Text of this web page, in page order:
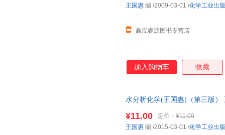
鑫泓睿源图书专营店
王国惠 编 /2009-03-01 /化学工业出
加入购物车 收藏
水分析化学(王国惠)（第三版）
¥11.00 定价： ¥11.00
王国惠 编 /2015-03-01 /化学工业出